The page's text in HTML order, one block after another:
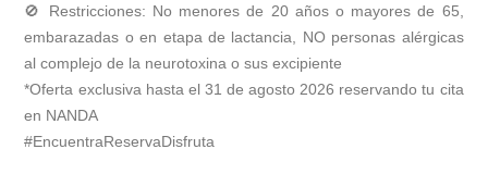
🚫 Restricciones: No menores de 20 años o mayores de 65,
embarazadas o en etapa de lactancia, NO personas alérgicas
al complejo de la neurotoxina o sus excipiente
*Oferta exclusiva hasta el 31 de agosto 2026 reservando tu cita
en NANDA
#EncuentraReservaDisfruta